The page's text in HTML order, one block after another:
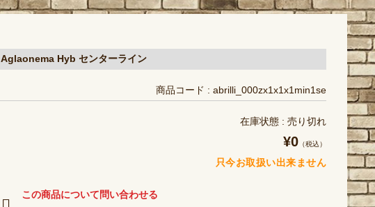
Aglaonema Hyb センターライン
商品コード : abrilli_000zx1x1x1min1se
在庫状態 : 売り切れ
¥0 （税込）
只今お取扱い出来ません
この商品について問い合わせる